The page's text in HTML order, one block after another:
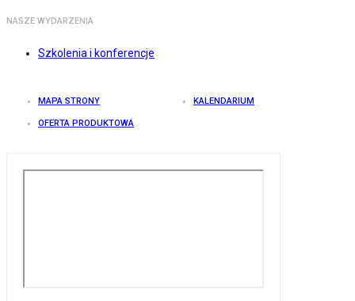
NASZE WYDARZENIA
Szkolenia i konferencje
MAPA STRONY KALENDARIUM
OFERTA PRODUKTOWA